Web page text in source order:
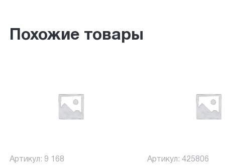
Похожие товары
Артикул: 9 168 Артикул: 425806